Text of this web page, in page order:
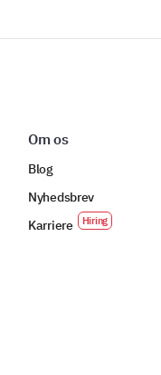
Om os
Blog
Nyhedsbrev
Karriere